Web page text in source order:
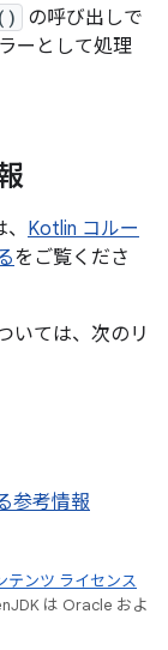
の呼び出しで
ーとして処理
Kotlin コルー
をご覧くださ
いては、次のリ
参考情報
テンツ ライセンス
は Oracle およ